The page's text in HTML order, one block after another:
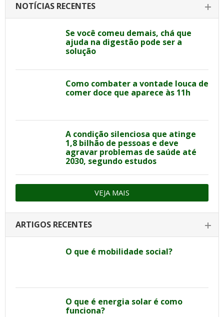
NOTÍCIAS RECENTES
Se você comeu demais, chá que
ajuda na digestão pode ser a
solução
Como combater a vontade louca de
comer doce que aparece às 11h
A condição silenciosa que atinge
1,8 bilhão de pessoas e deve
agravar problemas de saúde até
2030, segundo estudos
VEJA MAIS
ARTIGOS RECENTES
O que é mobilidade social?
O que é energia solar é como
funciona?